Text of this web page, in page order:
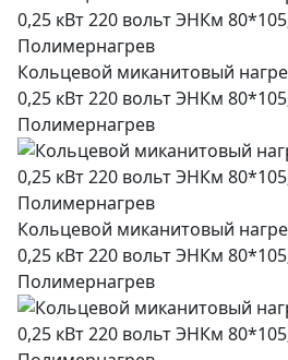
Кольцевой миканитовый
0,25 кВт 220 вольт ЭНКм
Полимернагрев
Кольцевой миканитовый
0,25 кВт 220 вольт ЭНКм
Полимернагрев